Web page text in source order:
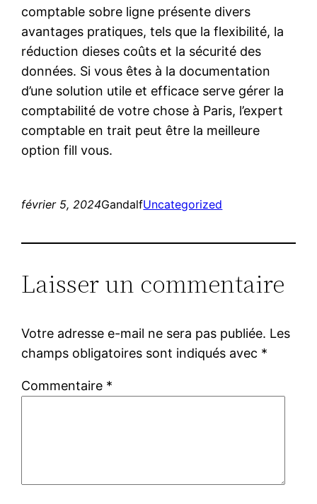
comptable sobre ligne présente divers
avantages pratiques, tels que la flexibilité, la
réduction dieses coûts et la sécurité des
données. Si vous êtes à la documentation
d’une solution utile et efficace serve gérer la
comptabilité de votre chose à Paris, l’expert
comptable en trait peut être la meilleure
option fill vous.
février 5, 2024GandalfUncategorized
Laisser un commentaire
Votre adresse e-mail ne sera pas publiée. Les
champs obligatoires sont indiqués avec *
Commentaire *